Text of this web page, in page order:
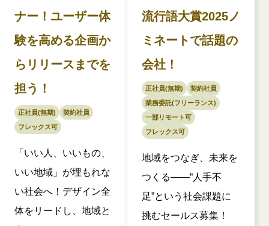
ナー！ユーザー体
験を高める企画か
らリリースまでを
担う！
正社員(無期)
契約社員
フレックス可
「いい人、いいもの、
いい地域」が埋もれな
い社会へ！デザイン全
体をリードし、地域と
流行語大賞2025ノ
ミネートで話題の
会社！
正社員(無期)
契約社員
業務委託(フリーランス)
一部リモート可
フレックス可
地域をつなぎ、未来を
つくる——“人手不
足”という社会課題に
挑むセールス募集！